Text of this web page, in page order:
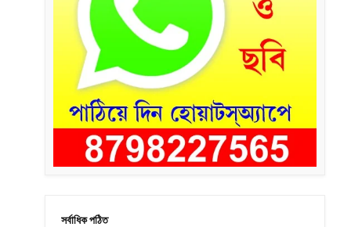
সর্বাধিক পঠিত